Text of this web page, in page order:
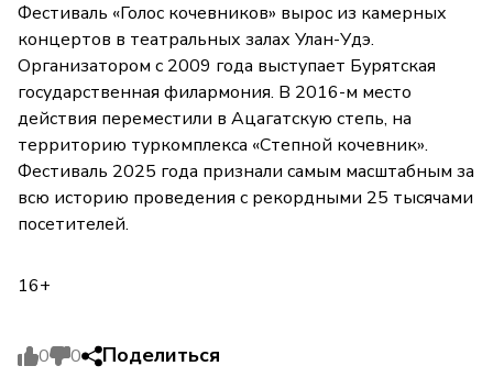
Фестиваль «Голос кочевников» вырос из камерных
концертов в театральных залах Улан-Удэ.
Организатором с 2009 года выступает Бурятская
государственная филармония. В 2016-м место
действия переместили в Ацагатскую степь, на
территорию туркомплекса «Степной кочевник».
Фестиваль 2025 года признали самым масштабным за
всю историю проведения с рекордными 25 тысячами
посетителей.
16+
0 0 Поделиться